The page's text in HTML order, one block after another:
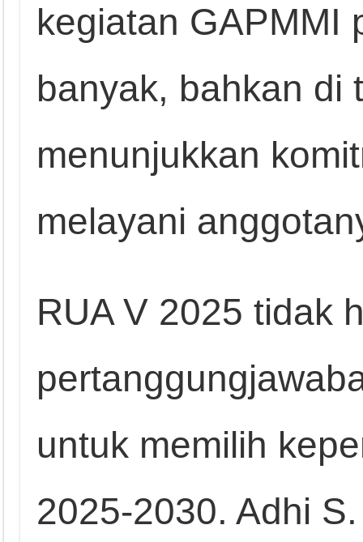
kegiatan GAPMMI
banyak, bahkan di
menunjukkan
melayani
RUA V 2025 tidak
untuk memilih
2025-2030. Adhi